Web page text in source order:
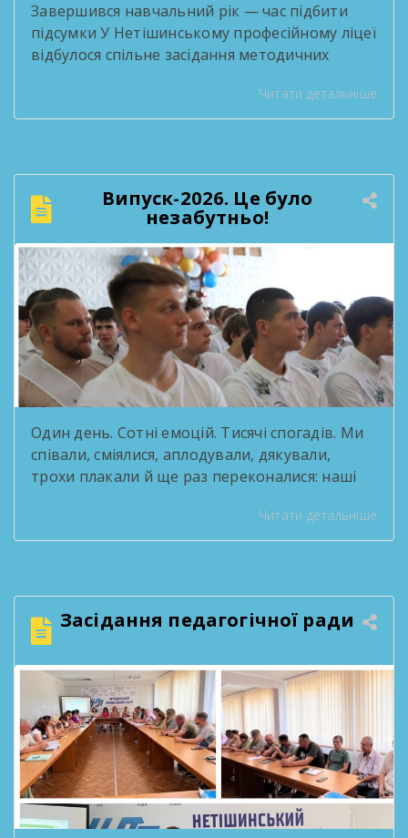
Завершився навчальний рік — час підбити
підсумки У Нетішинському професійному ліцеї
відбулося спільне засідання методичних
2025/2026 навчальний рік. Педагоги
поділилися здобутками методичної роботи,
рік. Такі зустрічі — нагода озирнутися на
пройдений шлях і побачити, скільки цінного
зроблено спільними зусиллями колективу. […]
Читати детальніше
Випуск-2026. Це було
незабутньо!
Один день. Сотні емоцій. Тисячі спогадів. Ми
співали, сміялися, аплодували, дякували,
трохи плакали й ще раз переконалися: наші
навчання вони стали серцем творчих
проєктів, переможцями конкурсів, активними
перемоги. Але […]
Читати детальніше
Засідання педагогічної ради